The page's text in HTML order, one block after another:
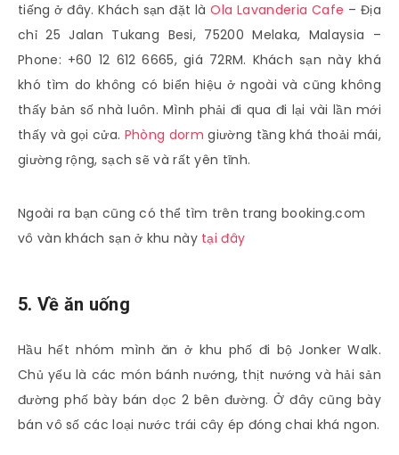
tiếng ở đây. Khách sạn đặt làOla Lavanderia Cafe – Địa
chỉ 25 Jalan Tukang Besi, 75200 Melaka, Malaysia –
Phone: +60 12 612 6665, giá 72RM. Khách sạn này khá
khó tìm do không có biển hiệu ở ngoài và cũng không
thấy bản số nhà luôn. Mình phải đi qua đi lại vài lần mới
thấy và gọi cửa. Phòng dorm giường tầng khá thoải mái,
giường rộng, sạch sẽ và rất yên tĩnh.
Ngoài ra bạn cũng có thể tìm trên trang booking.com
vô vàn khách sạn ở khu này tại đây
5. Về ăn uống
Hầu hết nhóm mình ăn ở khu phố đi bộ Jonker Walk.
Chủ yếu là các món bánh nướng, thịt nướng và hải sản
đường phố bày bán dọc 2 bên đường. Ở đây cũng bày
bán vô số các loại nước trái cây ép đóng chai khá ngon.